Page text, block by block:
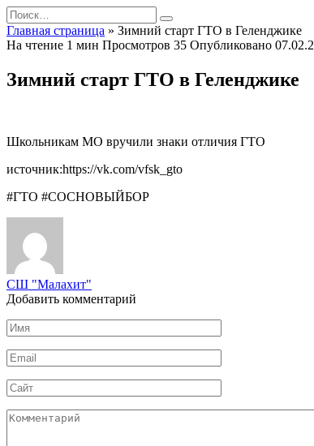
Перейти
к
содержанию
Search
for:
Главная страница » Зимний старт ГТО в Геленджике
На чтение 1 мин Просмотров 35 Опубликовано
Зимний старт ГТО в Геленджике
Школьникам МО вручили знаки отличия ГТО
источник:https://vk.com/vfsk_gto
#ГТО #СОСНОВЫЙБОР
СШ "Малахит"
Добавить комментарий
Имя
*
Email
*
Сайт
Комментарий